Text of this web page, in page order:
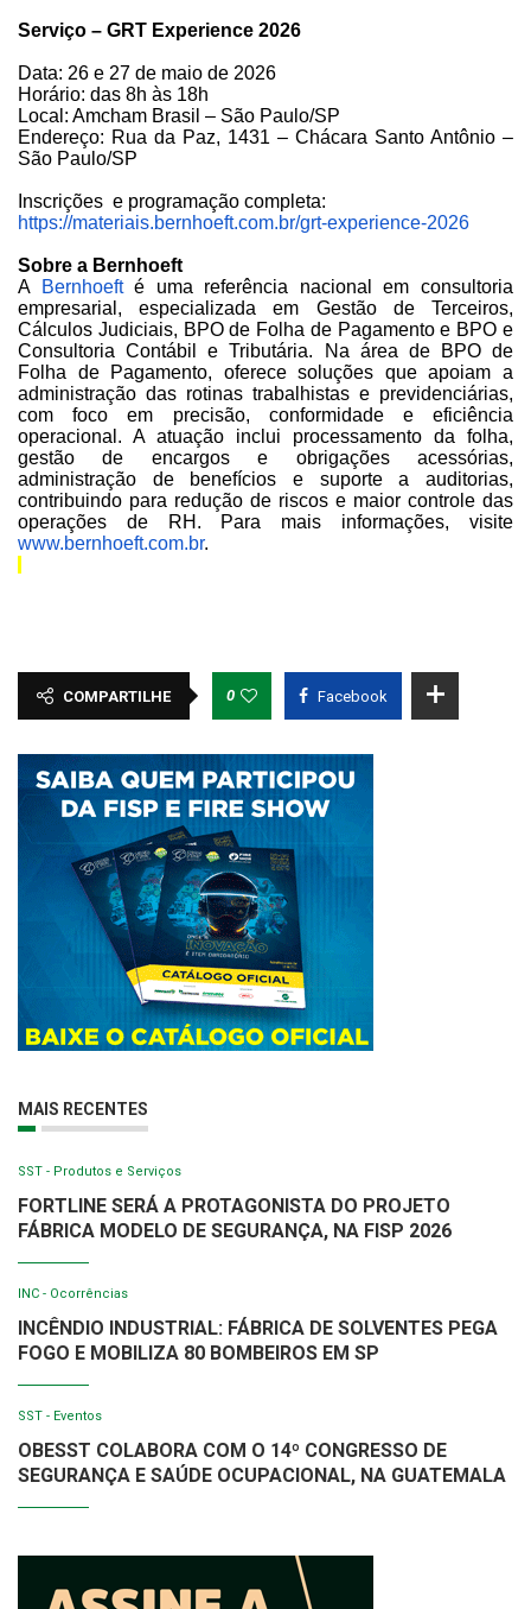
Serviço – GRT Experience 2026
Data: 26 e 27 de maio de 2026
Horário: das 8h às 18h
Local: Amcham Brasil – São Paulo/SP
Endereço: Rua da Paz, 1431 – Chácara Santo Antônio –
São Paulo/SP
Inscrições e programação completa:
https://materiais.bernhoeft.com.br/grt-experience-2026
Sobre a Bernhoeft
A
Bernhoefté uma referência nacional em consultoria
empresarial, especializada em Gestão de Terceiros,
Cálculos Judiciais, BPO de Folha de Pagamento e BPO e
Consultoria Contábil e Tributária. Na área de BPO de
Folha de Pagamento, oferece soluções que apoiam a
administração das rotinas trabalhistas e previdenciárias,
com foco em precisão, conformidade e eficiência
operacional. A atuação inclui processamento da folha,
gestão de encargos e obrigações acessórias,
administração de benefícios e suporte a auditorias,
contribuindo para redução de riscos e maior controle das
operações de RH. Para mais informações, visite
www.bernhoeft.com.br.
COMPARTILHE 0 Facebook
MAIS RECENTES
SST - Produtos e Serviços
FORTLINE SERÁ A PROTAGONISTA DO PROJETO
FÁBRICA MODELO DE SEGURANÇA, NA FISP 2026
INC - Ocorrências
INCÊNDIO INDUSTRIAL: FÁBRICA DE SOLVENTES PEGA
FOGO E MOBILIZA 80 BOMBEIROS EM SP
SST - Eventos
OBESST COLABORA COM O 14º CONGRESSO DE
SEGURANÇA E SAÚDE OCUPACIONAL, NA GUATEMALA